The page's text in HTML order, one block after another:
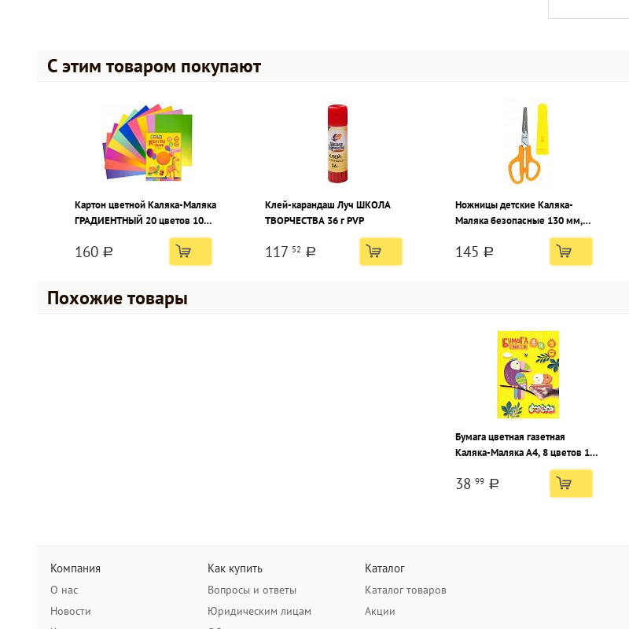
С этим товаром покупают
Картон цветной Каляка-Маляка
ГРАДИЕНТНЫЙ 20 цветов 10
листов, мелованный, градиент
А4- (200х280 мм) 200 г/м2
160 a
Клей-карандаш Луч ШКОЛА
ТВОРЧЕСТВА 36 г PVP
117 52 a
Ножницы детские Каляка-
Маляка безопасные 130 мм,
эргономичные ручки
пластиковые желто-оранжевые
145 a
Похожие товары
Бумага цветная газетная
Каляка-Маляка А4, 8 цветов 16
листов, 50 г/м2 на скрепке
38 99 a
Компания
О нас
Новости
Как купить
Вопросы и ответы
Юридическим лицам
Каталог
Каталог товаров
Акции